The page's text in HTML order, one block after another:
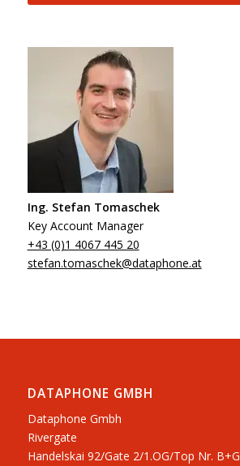
Ing. Stefan Tomaschek
Key Account Manager
+43 (0)1 4067 445 20
stefan.tomaschek@dataphone.at
DATAPHONE GMBH
Dataphone Gmbh
Rivergate
​Handelskai 92/Gate 2/1.OG/Top Nr. B+G